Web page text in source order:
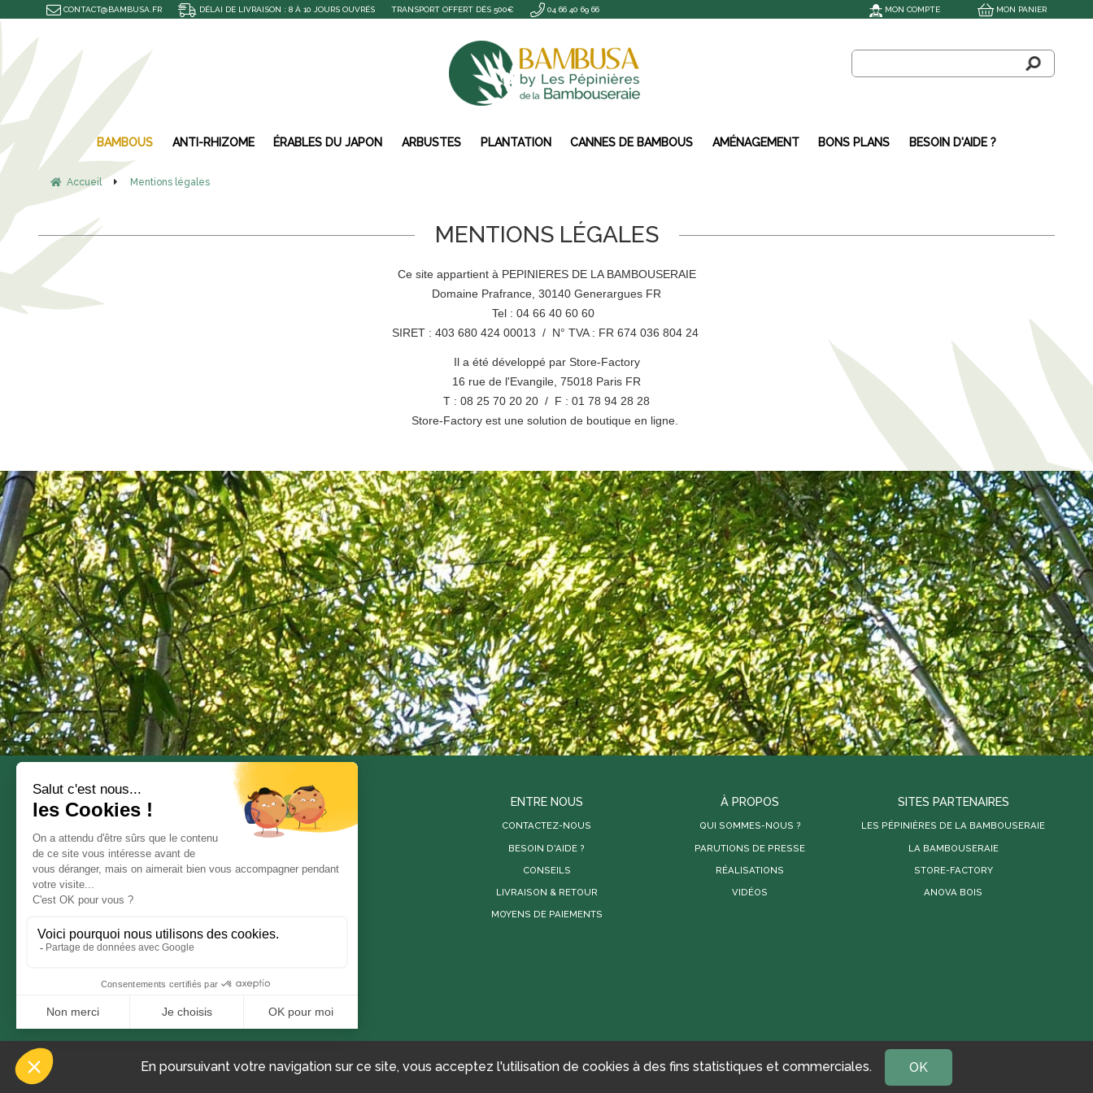
BAMBOUS ANTI-RHIZOME ÉRABLES DU JAPON ARBUSTES PLANTATION CANNES DE BAMBOUS AMÉNAGEMENT BONS PLANS BESOIN D'AIDE ?
Accueil Mentions légales
MENTIONS LÉGALES
Ce site appartient à PEPINIERES DE LA BAMBOUSERAIE
Domaine Prafrance, 30140 Generargues FR
Tel : 04 66 40 60 60
SIRET : 403 680 424 00013 / N° TVA : FR 674 036 804 24
Il a été développé par Store-Factory
16 rue de l'Evangile, 75018 Paris FR
T : 08 25 70 20 20 / F : 01 78 94 28 28
Store-Factory est une solution de boutique en ligne.
MON COMPTE MON PANIER
CONTACT@BAMBUSA.FR DÉLAI DE LIVRAISON : 8 À 10 JOURS OUVRÉS TRANSPORT OFFERT DÈS 500€ 04 66 40 69 66
© BAMBUSA 2019
ENTRE NOUS
CONTACTEZ-NOUS
BESOIN D'AIDE ?
CONSEILS
LIVRAISON & RETOUR
MOYENS DE PAIEMENTS
À PROPOS
QUI SOMMES-NOUS ?
PARUTIONS DE PRESSE
RÉALISATIONS
VIDÉOS
SITES PARTENAIRES
LES PÉPINIÈRES DE LA BAMBOUSERAIE
LA BAMBOUSERAIE
STORE-FACTORY
ANOVA BOIS
PROPRIÉTÉ INTELLECTUELLE CONDITIONS GÉNÉRALES DE VENTE MENTIONS LÉGALES CONFIDENTIALITÉ
En poursuivant votre navigation sur ce site, vous acceptez l'utilisation de cookies à des fins statistiques et commerciales. OK